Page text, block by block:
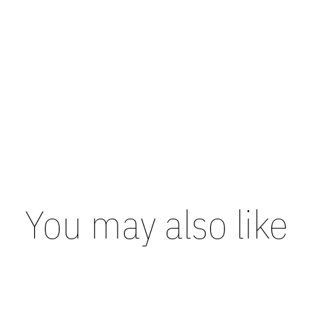
You may also like